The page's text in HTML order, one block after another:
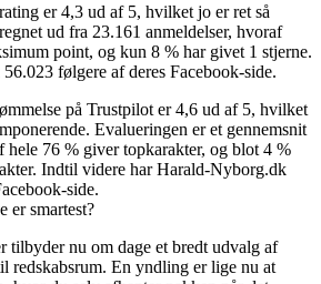
er 4,3 ud af 5, hvilket jo er ret så
ud fra 23.161 anmeldelser, hvoraf
point, og kun 8 % har givet 1 stjerne.
følgere af deres Facebook-side.
på Trustpilot er 4,6 ud af 5, hvilket
Evalueringen er et gennemsnit
hele 76 % giver topkarakter, og blot 4 %
Indtil videre har Harald-Nyborg.dk
side.
er smartest?
tilbyder nu om dage et bredt udvalg af
redskabsrum. En yndling er lige nu at